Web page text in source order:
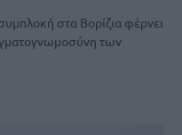
στα Βορίζια φέρνει
των